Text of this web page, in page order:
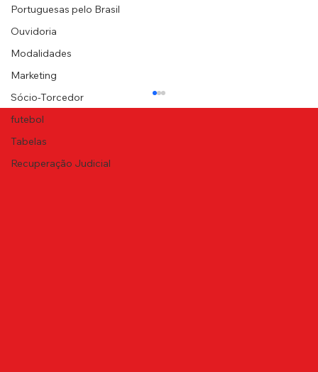
Portuguesas pelo Brasil
Ouvidoria
Modalidades
Marketing
Sócio-Torcedor
futebol
Tabelas
Recuperação Judicial